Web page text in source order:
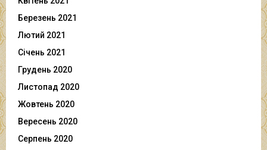
Березень 2021
Лютий 2021
Січень 2021
Грудень 2020
Листопад 2020
Жовтень 2020
Вересень 2020
Серпень 2020